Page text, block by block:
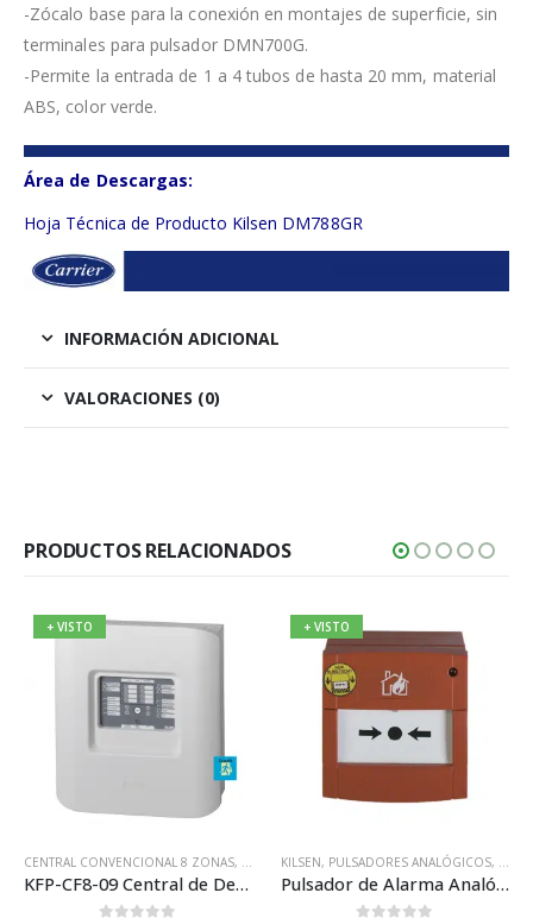
-Zócalo base para la conexión en montajes de superficie, sin
terminales para pulsador DMN700G.
-Permite la entrada de 1 a 4 tubos de hasta 20 mm, material
ABS, color verde.
Área de Descargas:
Hoja Técnica de Producto Kilsen DM788GR
INFORMACIÓN ADICIONAL
VALORACIONES (0)
PRODUCTOS RELACIONADOS
CONVENCIONAL KILSEN,SISTEMAS CONVENCIONALES
ANALÓGICO KILSEN
+ VISTO
CENTRAL CONVENCIONAL 8 ZONAS, CENTRALES CONVENCIONALES,KILSEN,
KFP-CF8-09 Central de Detección Convencional de 8 Zonas Kilsen
+ VISTO
KILSEN, PULSADORES ANALÓGICOS,
Pulsador de Alarma Analógico Manual Direccionable con led Kilsen KAL455